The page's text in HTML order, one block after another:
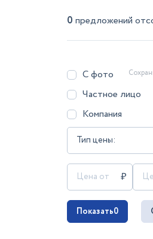
0 предложений
С фото
Частное лицо
Компания
Тип цены:
Показать0